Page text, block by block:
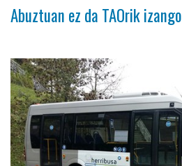
Abuztuan ez da TAOrik izango